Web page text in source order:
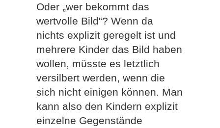
Oder „wer bekommt das
wertvolle Bild“? Wenn da
nichts explizit geregelt ist und
mehrere Kinder das Bild haben
wollen, müsste es letztlich
versilbert werden, wenn die
sich nicht einigen können. Man
kann also den Kindern explizit
einzelne Gegenstände